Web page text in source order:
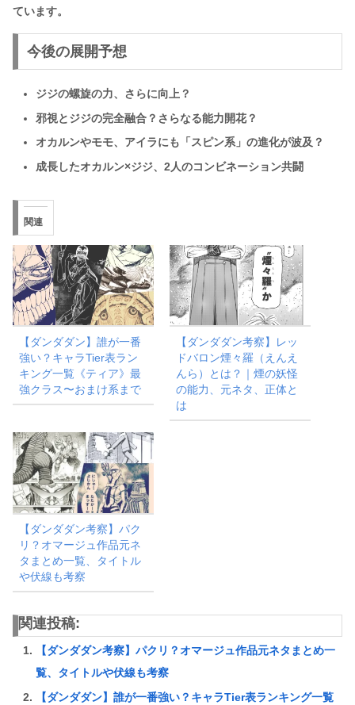
ています。
今後の展開予想
ジジの螺旋の力、さらに向上？
邪視とジジの完全融合？さらなる能力開花？
オカルンやモモ、アイラにも「スピン系」の進化が波及？
成長したオカルン×ジジ、2人のコンビネーション共闘
関連
【ダンダダン】誰が一番
強い？キャラTier表ラン
キング一覧《ティア》最
強クラス〜おまけ系まで
【ダンダダン考察】レッ
ドバロン煙々羅（えんえ
んら）とは？｜煙の妖怪
の能力、元ネタ、正体と
は
【ダンダダン考察】パク
リ？オマージュ作品元ネ
タまとめ一覧、タイトル
や伏線も考察
関連投稿:
【ダンダダン考察】パクリ？オマージュ作品元ネタまとめ一
覧、タイトルや伏線も考察
【ダンダダン】誰が一番強い？キャラTier表ランキング一覧